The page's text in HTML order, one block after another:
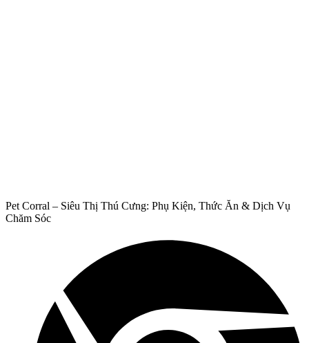
Pet Corral – Siêu Thị Thú Cưng: Phụ Kiện, Thức Ăn & Dịch Vụ
Chăm Sóc